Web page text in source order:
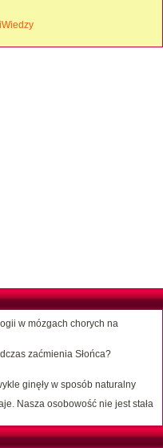
w mózgach chorych na
zaćmienia Słońca?
ginęły w sposób naturalny
Nasza osobowość nie jest stała